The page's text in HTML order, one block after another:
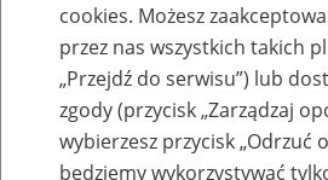
Szkoleniacookies. Możesz
przez nas wszystkich takich
„Przejdź do serwisu”) lub
zgody (przycisk „Zarządzaj
wybierzesz przycisk „Odrzuć
będziemy wykorzystywać